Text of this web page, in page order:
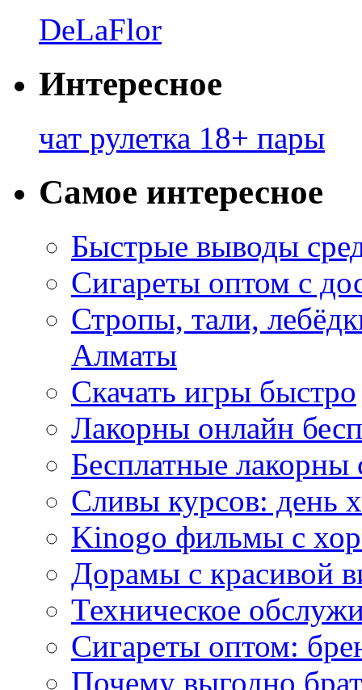
DeLaFlor
Интересное
чат рулетка 18+ пары
Самое интересное
Быстрые выводы
Сигареты оптом с
Стропы, тали,
Алматы
Скачать игры быстро
Лакорны онлайн
Бесплатные лакорны
Сливы курсов: день
Kinogo фильмы с
Дорамы с красивой
Техническое
Сигареты оптом:
Почему выгодно